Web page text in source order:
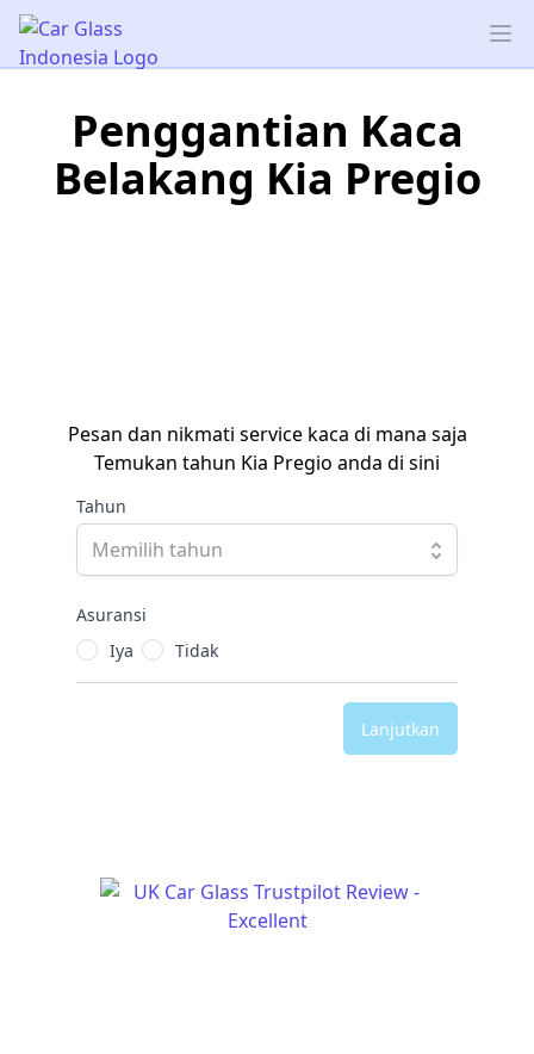
Car Glass Indonesia
Penggantian Kaca
Belakang Kia Pregio
Pesan dan nikmati service kaca di mana saja
Temukan tahun Kia Pregio anda di sini
Tahun
Asuransi
Iya
Tidak
Lanjutkan